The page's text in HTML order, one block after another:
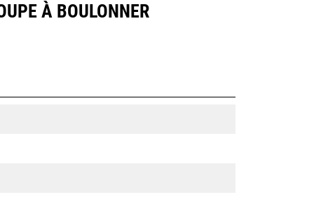
À BOULONNER